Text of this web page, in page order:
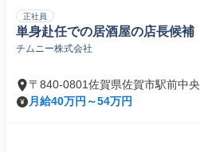
正社員
単身赴任での居酒屋の店長候補
チムニー株式会社
〒840-0801佐賀県佐賀市駅前中央
月給40万円～54万円